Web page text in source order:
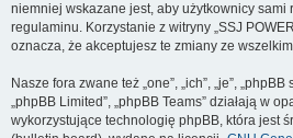
niemniej wskazane jest, aby użytkownicy
regulaminu. Korzystanie z witryny „SSJ
oznacza, że akceptujesz te zmiany ze
Nasze fora zwane też „one”, „ich”, „je”,
„phpBB Limited”, „phpBB Teams” działają w
wykorzystujące technologię phpBB, która jest